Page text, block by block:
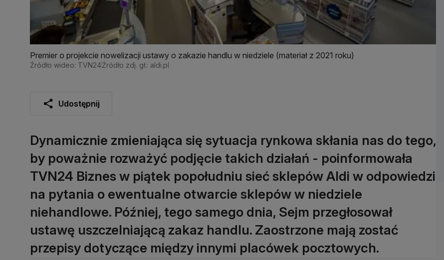
Premier o projekcie nowelizacji ustawy o zakazie handlu w niedziele (materiał z 2021 roku)
Źródło wideo: TVN24Źródło zdj. gł.: aldi.pl
Udostępnij
Dynamicznie zmieniająca się sytuacja rynkowa skłania nas do tego,
by poważnie rozważyć podjęcie takich działań - poinformowała
TVN24 Biznes w piątek popołudniu sieć sklepów Aldi w odpowiedzi
na pytania o ewentualne otwarcie sklepów w niedziele
niehandlowe. Później, tego samego dnia, Sejm przegłosował
ustawę uszczelniającą zakaz handlu. Zaostrzone mają zostać
przepisy dotyczące między innymi placówek pocztowych.